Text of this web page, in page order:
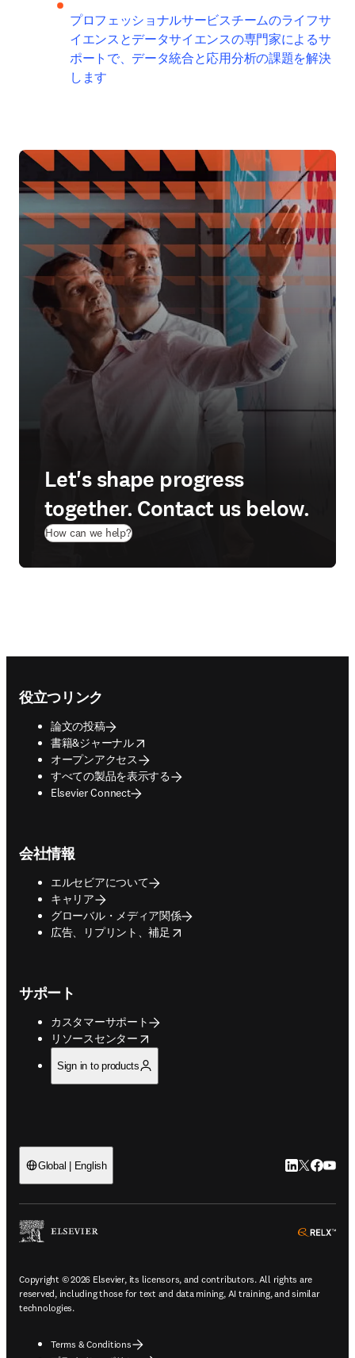
プロフェッショナルサービスチームのライフサ
イエンスとデータサイエンスの専門家によるサ
ポートで、データ統合と応用分析の課題を解決
します
Let's shape progress
together. Contact us below.
How can we help?
役立つリンク
論文の投稿
書籍&ジャーナル
opens in new tab/window
オープンアクセス
すべての製品を表示する
Elsevier Connect
会社情報
エルセビアについて
キャリア
グローバル・メディア関係
広告、リプリント、補足
opens in new tab/window
サポート
カスタマーサポート
リソースセンター
opens in new tab/window
Sign in to products
Global | English LinkedIn 新
Twitter 新
Copyright © 2026 Elsevier, its licensors, and contributors. All rights are
reserved, including those for text and data mining, AI training, and similar
technologies.
Terms & Conditions